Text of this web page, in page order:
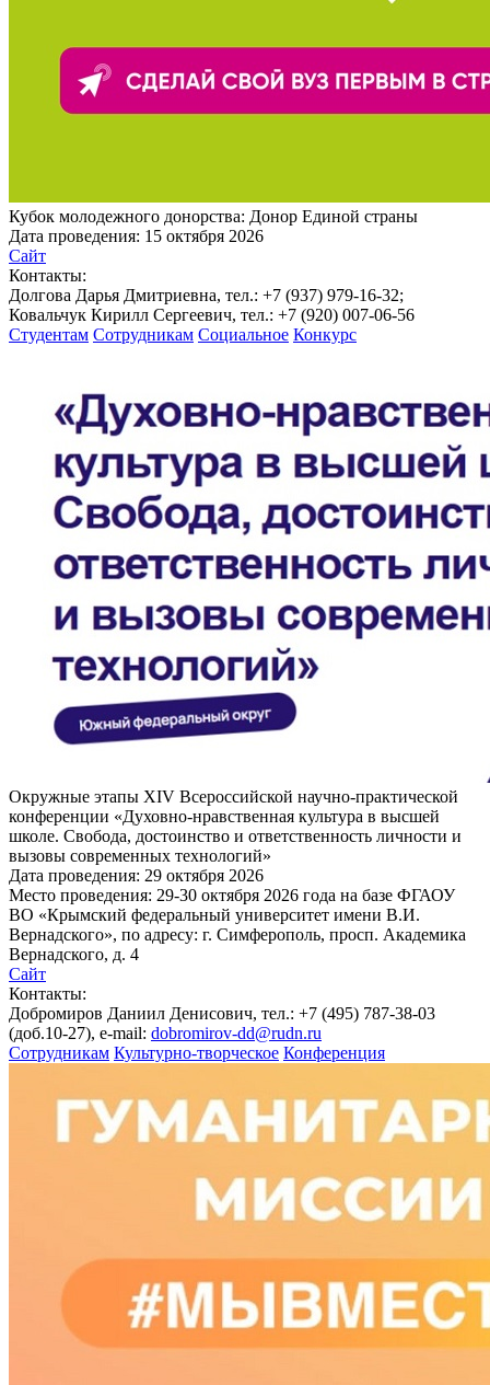
Кубок молодежного донорства: Донор Единой страны
Дата проведения: 15 октября 2026
Сайт
Контакты:
Долгова Дарья Дмитриевна, тел.: +7 (937) 979-16-32;
Ковальчук Кирилл Сергеевич, тел.: +7 (920) 007-06-56
Студентам Сотрудникам Социальное Конкурс
Окружные этапы XIV Всероссийской научно-практической
конференции «Духовно-нравственная культура в высшей
школе. Свобода, достоинство и ответственность личности и
вызовы современных технологий»
Дата проведения: 29 октября 2026
Место проведения: 29-30 октября 2026 года на базе ФГАОУ
ВО «Крымский федеральный университет имени В.И.
Вернадского», по адресу: г. Симферополь, просп. Академика
Вернадского, д. 4
Сайт
Контакты:
Добромиров Даниил Денисович, тел.: +7 (495) 787-38-03
(доб.10-27), e-mail: dobromirov-dd@rudn.ru
Сотрудникам Культурно-творческое Конференция